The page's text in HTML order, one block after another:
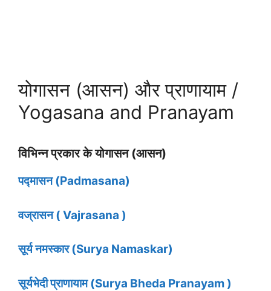
योगासन (आसन) और प्राणायाम /
Yogasana and Pranayam
विभिन्न प्रकार के योगासन (आसन)
पद्मासन (Padmasana)
वज्रासन ( Vajrasana )
सूर्य नमस्कार (Surya Namaskar)
सूर्यभेदी प्राणायाम (Surya Bheda Pranayam )